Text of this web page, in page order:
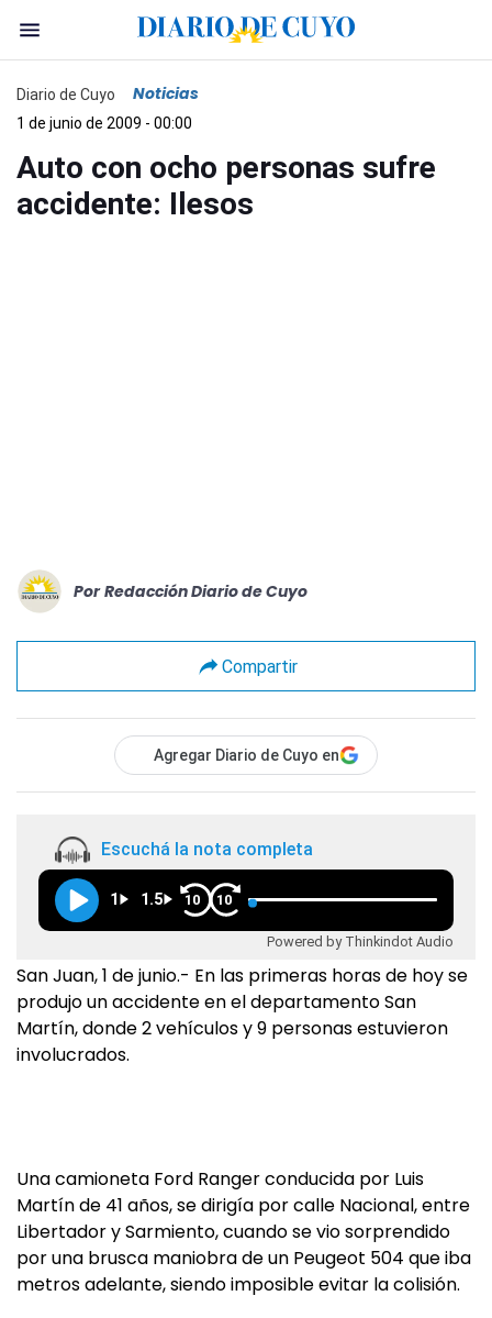
Diario de Cuyo Noticias
1 de junio de 2009 - 00:00
Auto con ocho personas sufre
accidente: Ilesos
Por Redacción Diario de Cuyo
Compartir
Agregar Diario de Cuyo en
Escuchá la nota completa
1 1.5 10 10
Powered by Thinkindot Audio
San Juan, 1 de junio.- En las primeras horas de hoy se
produjo un accidente en el departamento San
Martín, donde 2 vehículos y 9 personas estuvieron
involucrados.
Una camioneta Ford Ranger conducida por Luis
Martín de 41 años, se dirigía por calle Nacional, entre
Libertador y Sarmiento, cuando se vio sorprendido
por una brusca maniobra de un Peugeot 504 que iba
metros adelante, siendo imposible evitar la colisión.